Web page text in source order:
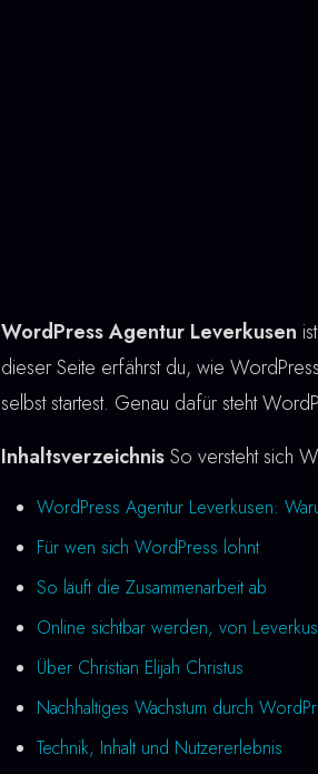
WordPress Agentur Leverkusen
dieser Seite erfährst du, wie
selbst startest. Genau dafür steht
InhaltsverzeichnisSo versteht sich
WordPress Agentur Leverkusen:
Für wen sich WordPress lohnt
So läuft die Zusammenarbeit ab
Online sichtbar werden, von
Über Christian Elijah Christus
Nachhaltiges Wachstum durch
Technik, Inhalt und Nutzererlebnis